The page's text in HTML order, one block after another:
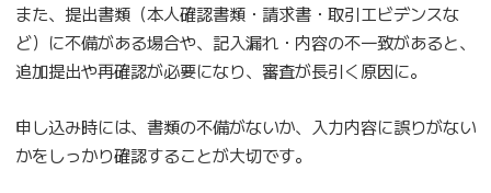
また、提出書類（本人確認書類・請求書・取引エビデンスな
ど）に不備がある場合や、記入漏れ・内容の不一致があると、
追加提出や再確認が必要になり、審査が長引く原因に。
申し込み時には、書類の不備がないか、入力内容に誤りがない
かをしっかり確認することが大切です。